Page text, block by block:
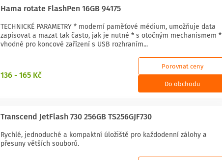
Hama rotate FlashPen 16GB 94175
TECHNICKÉ PARAMETRY * moderní paměťové médium, umožňuje data
zapisovat a mazat tak často, jak je nutné * s otočným mechanismem *
vhodné pro koncové zařízení s USB rozhraním...
136 - 165 Kč
Porovnat ceny
Do obchodu
Transcend JetFlash 730 256GB TS256GJF730
Rychlé, jednoduché a kompaktní úložiště pro každodenní zálohy a
přesuny větších souborů.